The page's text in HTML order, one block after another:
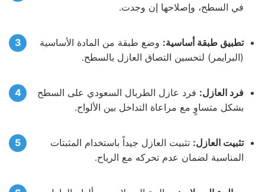
في السطح، وإصلاحها إن وجدت.
تطبيق طبقة أساسية: وضع طبقة من المادة الأساسية
(البرايمر) لتحسين التصاق العازل بالسطح.
فرد العازل: فرد عازل الطربال السعودي على السطح
بشكل متساوٍ مع مراعاة التداخل بين الألواح.
تثبيت العازل: تثبيت العازل جيداً باستخدام المثبتات
المناسبة لضمان عدم تحركه مع الرياح.